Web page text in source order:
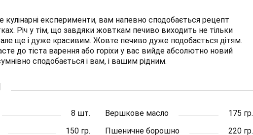
експерименти, вам напевно сподобається рецепт
Річ у тім, що завдяки жовткам печиво виходить не тільки
ще і дуже красивим. Жовте печиво дуже подобається дітям.
до тіста варення або горіхи у вас вийде абсолютно новий
сподобається і вам, і вашим рідним.
8 шт. Вершкове масло
175 гр.
150 гр. Пшеничне борошно
220 гр.